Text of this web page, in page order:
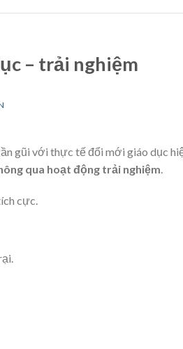
– trải nghiệm
gũi với thực tế đổi mới giáo dục
qua hoạt động trải nghiệm
cực.